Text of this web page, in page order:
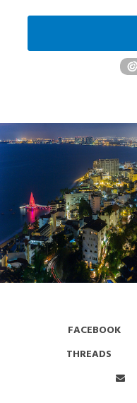
FACEBOOK
THREADS